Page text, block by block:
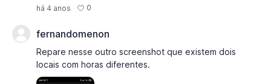
há 4 anos 0
fernandomenon
Repare nesse outro screenshot que existem dois
locais com horas diferentes.